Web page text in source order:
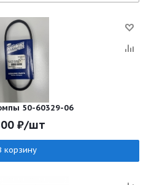
50-60329-06
₽/шт
корзину